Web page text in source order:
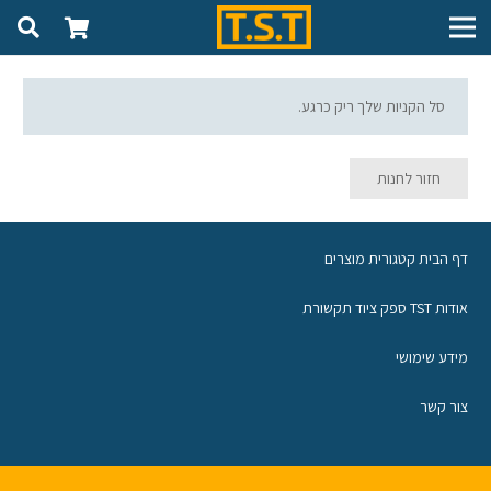
סל הקניות שלך ריק כרגע.
חזור לחנות
דף הבית קטגורית מוצרים
אודות TST ספק ציוד תקשורת
מידע שימושי
צור קשר